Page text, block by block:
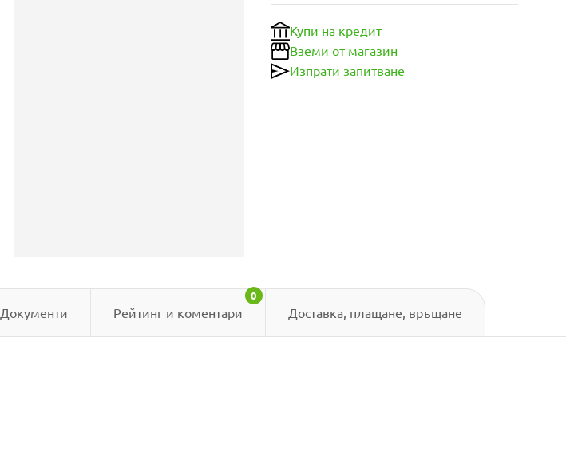
Купи на кредит
Вземи от магазин
Изпрати запитване
Документи Рейтинг и коментари
0
Доставка, плащане, връщане